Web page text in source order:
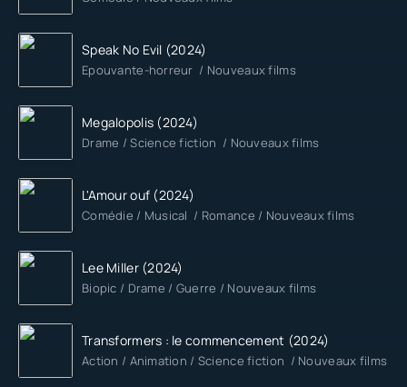
Speak No Evil (2024)
Epouvante-horreur / Nouveaux films
Megalopolis (2024)
Drame / Science fiction / Nouveaux films
L'Amour ouf (2024)
Comédie / Musical / Romance / Nouveaux films
Lee Miller (2024)
Biopic / Drame / Guerre / Nouveaux films
Transformers : le commencement (2024)
Action / Animation / Science fiction / Nouveaux films